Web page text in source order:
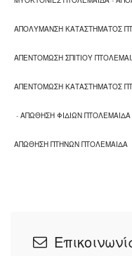
ΑΠΟΛΥΜΑΝΣΗ ΚΑΤΑΣΤΗΜΑΤΟΣ
ΑΠΕΝΤΟΜΩΣΗ ΣΠΙΤΙΟΥ
ΑΠΕΝΤΟΜΩΣΗ ΚΑΤΑΣΤΗΜΑΤΟΣ
- ΑΠΩΘΗΣΗ ΦΙΔΙΩΝ ΠΤΟΛΕΜΑΙΔΑ
ΑΠΩΘΗΣΗ ΠΤΗΝΩΝ ΠΤΟΛΕΜΑΙΔΑ